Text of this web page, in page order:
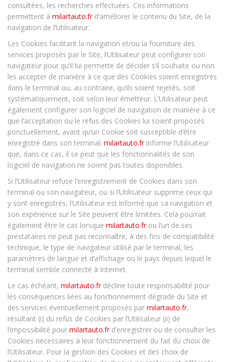
consultées, les recherches effectuées. Ces informations
permettent à milartauto.frd’améliorer le contenu du Site, de la
navigation de l’Utilisateur.
Les Cookies facilitant la navigation et/ou la fourniture des
services proposés par le Site, l’Utilisateur peut configurer son
navigateur pour qu’il lui permette de décider s’il souhaite ou non
les accepter de manière à ce que des Cookies soient enregistrés
dans le terminal ou, au contraire, qu’ils soient rejetés, soit
systématiquement, soit selon leur émetteur. L’Utilisateur peut
également configurer son logiciel de navigation de manière à ce
que l’acceptation ou le refus des Cookies lui soient proposés
ponctuellement, avant qu’un Cookie soit susceptible d’être
enregistré dans son terminal. milartauto.frinforme l’Utilisateur
que, dans ce cas, il se peut que les fonctionnalités de son
logiciel de navigation ne soient pas toutes disponibles.
Si l’Utilisateur refuse l’enregistrement de Cookies dans son
terminal ou son navigateur, ou si l’Utilisateur supprime ceux qui
y sont enregistrés, l’Utilisateur est informé que sa navigation et
son expérience sur le Site peuvent être limitées. Cela pourrait
également être le cas lorsque milartauto.frou l’un de ses
prestataires ne peut pas reconnaître, à des fins de compatibilité
technique, le type de navigateur utilisé par le terminal, les
paramètres de langue et d’affichage ou le pays depuis lequel le
terminal semble connecté à Internet.
Le cas échéant, milartauto.frdécline toute responsabilité pour
les conséquences liées au fonctionnement dégradé du Site et
des services éventuellement proposés par milartauto.fr,
résultant (i) du refus de Cookies par l’Utilisateur (ii) de
l’impossibilité pour milartauto.frd’enregistrer ou de consulter les
Cookies nécessaires à leur fonctionnement du fait du choix de
l’Utilisateur. Pour la gestion des Cookies et des choix de